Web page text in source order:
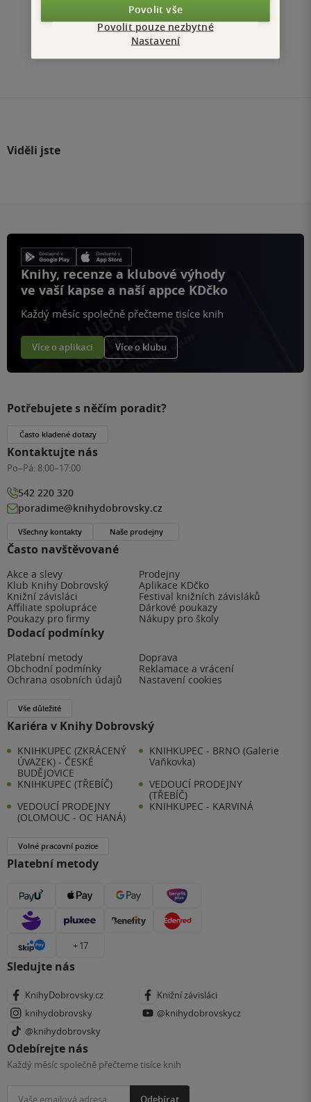
Nahoru
Zobrazeno 3 z 3
1
Přejít
na
/ 1
Viděli jste
Knihy, recenze a klubové výhody
ve vaší kapse a naší appce KDčko
Každý měsíc společně přečteme tisíce knih
Více o aplikaci Více o klubu
Často navštěvované
Akce a slevy
Prodejny
Klub Knihy Dobrovský
Aplikace KDčko
Knižní závisláci
Festival knižních závisláků
Affiliate spolupráce
Dárkové poukazy
Poukazy pro firmy
Nákupy pro školy
Dodací podmínky
Platební metody
Doprava
Obchodní podmínky
Reklamace a vrácení
Ochrana osobních údajů
Nastavení cookies
Vše důležité
Kariéra v Knihy Dobrovský
KNIHKUPEC (ZKRÁCENÝ
ÚVAZEK) - ČESKÉ
BUDĚJOVICE
KNIHKUPEC - BRNO (Galerie
Vaňkovka)
KNIHKUPEC (TŘEBÍČ)
VEDOUCÍ PRODEJNY
(TŘEBÍČ)
VEDOUCÍ PRODEJNY
(OLOMOUC - OC HANÁ)
KNIHKUPEC - KARVINÁ
Volné pracovní pozice
Platební metody
+ 17
Sledujte nás
KnihyDobrovsky.cz
Knižní závisláci
knihydobrovsky
@knihydobrovskycz
@knihydobrovsky
Odebírejte nás
Každý měsíc společně přečteme tisíce knih
Odebírat
Potřebujete s něčím poradit?
Často kladené dotazy
Kontaktujte nás
Po–Pá: 8:00–17:00
542 220 320
poradime@knihydobrovsky.cz
Všechny kontakty Naše prodejny
Povolit vše
Povolit pouze nezbytné
Nastavení